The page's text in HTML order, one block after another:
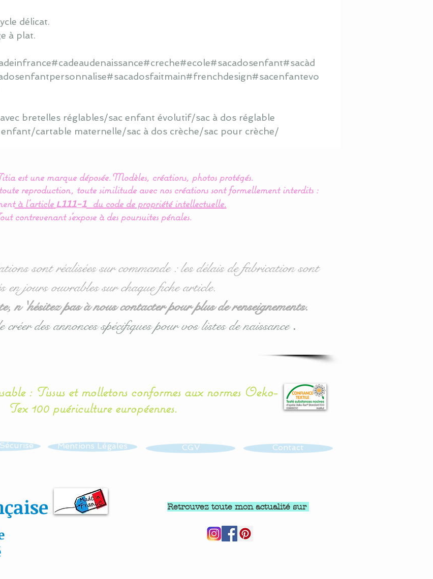
délicat.
à plat.
creche#ecole#sacadosenfant#sacàd
#sacadosfaitmain#frenchdesign#sacenfantevo
bretelles réglables/sac enfant évolutif/sac à dos réglable
cartable maternelle/sac à dos crèche/sac pour crèche/
est une marque déposée. Modèles, créations, photos protégés.
reproduction, toute similitude avec nos créations sont formellement interdits :
à l’article L111-1
du code de propriété intellectuelle.
contrevenant s'expose à des poursuites pénales.
sont réalisées sur commande : les délais de fabrication sont
en jours ouvrables sur chaque fiche article.
n 'hésitez pas à nous contacter pour plus de renseignements.
des annonces spécifiques pour vos listes de naissance.
: Tissus et molletons conformes aux normes Oeko-
Tex 100 puériculture européennes.
Mentions Légales CGV Contact
Retrouvez toute mon actualité sur